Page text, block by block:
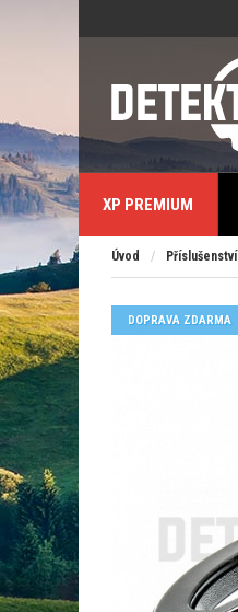
XP PREMIUM
Úvod / Příslušenství
DOPRAVA ZDARMA